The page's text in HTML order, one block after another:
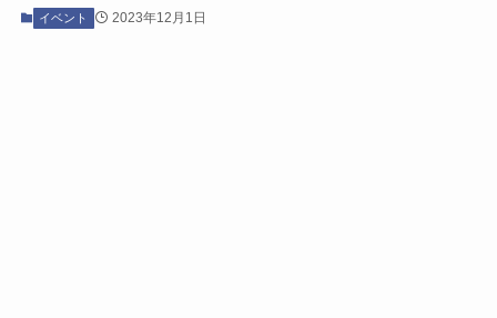
イベント 2023年12月1日